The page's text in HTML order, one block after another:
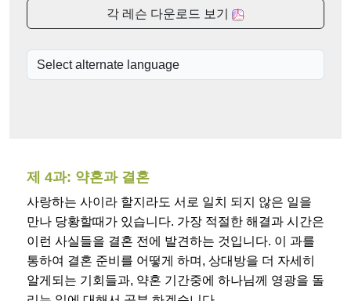
각 레슨 다운로드 보기
제 4과: 약혼과 결혼
사랑하는 사이라 할지라도 서로 일치 되지 않은 일을
만나 당황할때가 있습니다. 가장 적절한 해결과 시간은
이런 사실들을 결혼 전에 발견하는 것입니다. 이 과를
통하여 결혼 준비를 어떻게 하며, 상대방을 더 자세히
알게되는 기회들과, 약혼 기간중에 하나님께 영광을 돌